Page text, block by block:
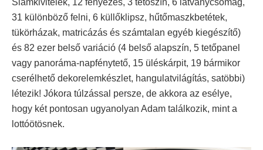
Slamkivitelek, 12 fényezés, 3 tetőszín, 6 látványcsomag,
31 különböző felni, 6 küllőklipsz, hűtőmaszkbetétek,
tükörházak, matricázás és számtalan egyéb kiegészítő)
és 82 ezer belső variáció (4 belső alapszín, 5 tetőpanel
vagy panoráma-napfénytető, 15 üléskárpit, 19 bármikor
cserélhető dekorelemkészlet, hangulatvilágítás, satöbbi)
létezik! Jókora túlzással persze, de akkora az esélye,
hogy két pontosan ugyanolyan Adam találkozik, mint a
lottóötösnek.